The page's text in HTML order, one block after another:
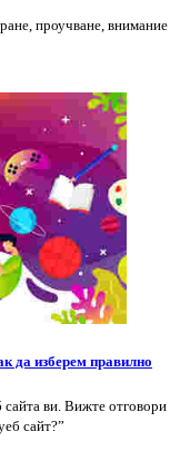
проучване, внимание
да изберем правилно
сайта ви. Вижте отговори
сайт?”